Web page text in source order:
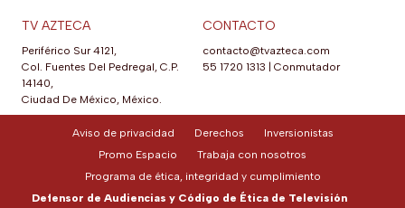
TV AZTECA
Periférico Sur 4121,
Col. Fuentes Del Pedregal, C.P.
14140,
Ciudad De México, México.
CONTACTO
contacto@tvazteca.com
55 1720 1313
Conmutador
Aviso de privacidad Derechos
Inversionistas
Promo Espacio
Trabaja con nosotros
Programa de ética, integridad y cumplimiento
Defensor de Audiencias y Código de Ética de Televisión